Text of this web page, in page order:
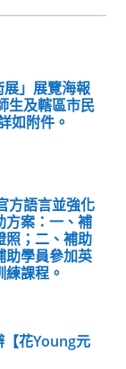
」展覽海報
生及轄區市民
如附件。
方語言並強化
方案：一、補
照；二、補助
助學員參加英
課程。
【花Young元